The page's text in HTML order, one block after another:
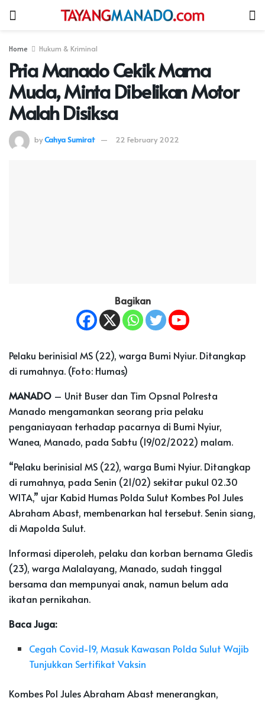
Home Hukum & Kriminal
Pria Manado Cekik Mama
Muda, Minta Dibelikan Motor
Malah Disiksa
byCahya Sumirat 22 February 2022
Bagikan
Pelaku berinisial MS (22), warga Bumi Nyiur. Ditangkap
di rumahnya. (Foto: Humas)
MANADO – Unit Buser dan Tim Opsnal Polresta
Manado mengamankan seorang pria pelaku
penganiayaan terhadap pacarnya di Bumi Nyiur,
Wanea, Manado, pada Sabtu (19/02/2022) malam.
“Pelaku berinisial MS (22), warga Bumi Nyiur. Ditangkap
di rumahnya, pada Senin (21/02) sekitar pukul 02.30
WITA,” ujar Kabid Humas Polda Sulut Kombes Pol Jules
Abraham Abast, membenarkan hal tersebut. Senin siang,
di Mapolda Sulut.
Informasi diperoleh, pelaku dan korban bernama Gledis
(23), warga Malalayang, Manado, sudah tinggal
bersama dan mempunyai anak, namun belum ada
ikatan pernikahan.
Baca Juga:
Cegah Covid-19, Masuk Kawasan Polda Sulut Wajib
Tunjukkan Sertifikat Vaksin
Kombes Pol Jules Abraham Abast menerangkan,